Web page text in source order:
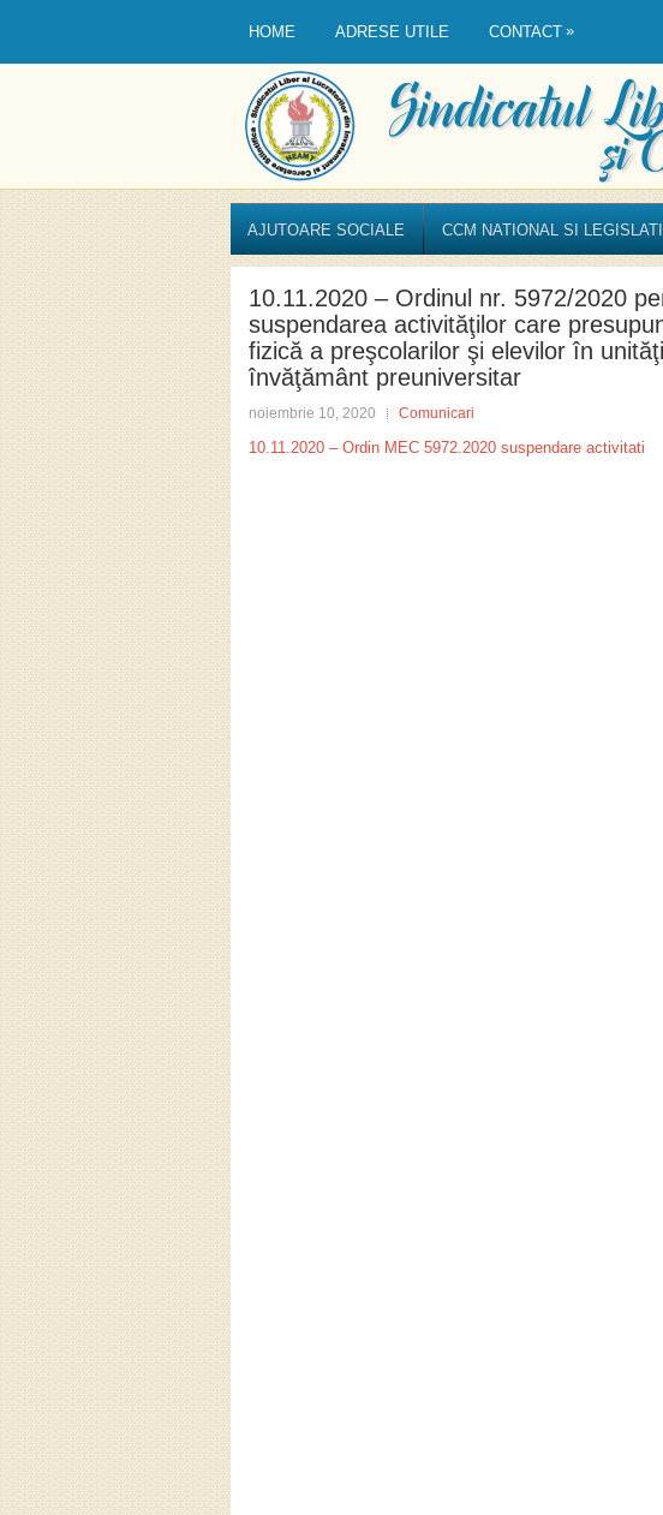
HOME ADRESE UTILE CONTACT »
AJUTOARE SOCIALE CCM NATIONAL SI
10.11.2020 – Ordinul nr. 5972/2020
suspendarea activităţilor care
fizică a preşcolarilor şi elevilor în
învăţământ preuniversitar
noiembrie 10, 2020 Comunicari
10.11.2020 – Ordin MEC 5972.2020 suspendare activitati